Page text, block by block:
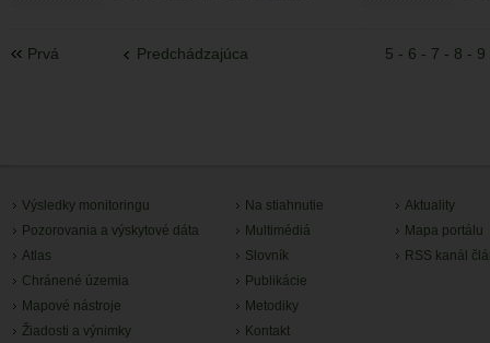
Prvá Predchádzajúca 5 - 6 - 7 - 8 - 9
Výsledky monitoringu
Pozorovania a výskytové dáta
Atlas
Chránené územia
Mapové nástroje
Žiadosti a výnimky
Na stiahnutie
Multimédiá
Slovník
Publikácie
Metodiky
Kontakt
Aktuality
Mapa portálu
RSS kanál